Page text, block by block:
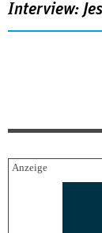
Interview: